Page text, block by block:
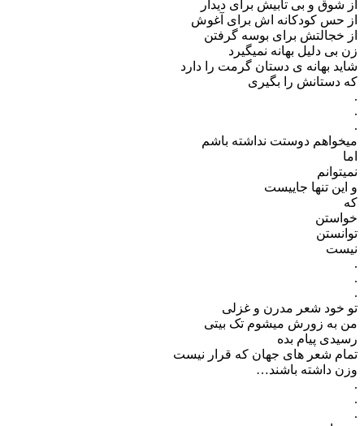
از شوق و بی تابیش برای دیدار
از حس کودکانه اش برای آغوش
از خجالتش برای بوسه گرفتن
زن بی دلیل بهانه نمیگیرد
شاید بهانه ی دستان گرمت را دارد
که دستانش را بگیری
.
.
.
میخواهم دوستت نداشته باشم
اما
نمیتوانم
و این تنها جاییست
که
خواستن
توانستن
نیست
.
.
.
تو خود شعر مدرن و غزلی
من به زورش میشوم تک بیتی
رسیدی پیام بده
تمام شعر های جهان که قرار نیست
وزن داشته باشند…
.
.
.